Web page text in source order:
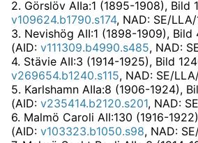
2. Görslöv AIIa:1 (1895-1908), Bild
v109624.b1790.s174, NAD: SE/LLA/
3. Nevishög AII:1 (1898-1909), Bild
(AID: v111309.b4990.s485, NAD:
4. Stävie AII:3 (1914-1925), Bild
v269654.b1240.s115, NAD: SE/
5. Karlshamn AIIa:8 (1906-1924),
(AID: v235414.b2120.s201, NAD:
6. Malmö Caroli AII:130 (1916-1922)
(AID: v103323.b1050.s98, NAD: